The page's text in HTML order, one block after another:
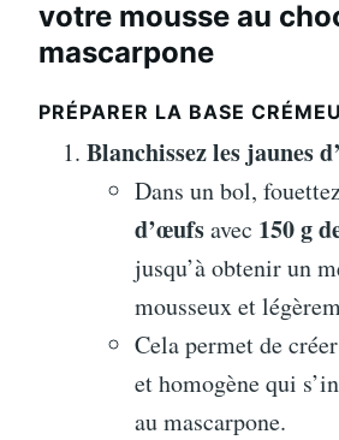
votre mousse au
mascarpone
PRÉPARER LA BASE
Blanchissez les jaunes
Dans un bol,
d’œufsavec 150 g
jusqu’à obtenir un
mousseux et
Cela permet de
et homogène qui
au mascarpone.